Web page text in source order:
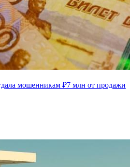
мошенникам ₽7 млн от продажи